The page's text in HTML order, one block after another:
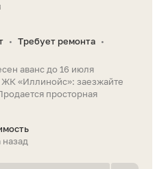
• Требует ремонта •
аванс до 16 июля
«Иллинойс»: заезжайте
просторная
назад